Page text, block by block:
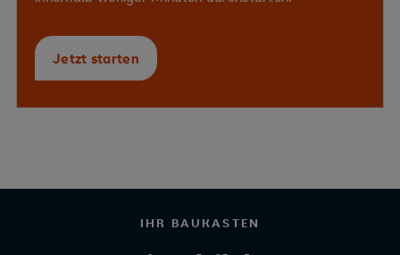
Jetzt starten
IHR BAUKASTEN